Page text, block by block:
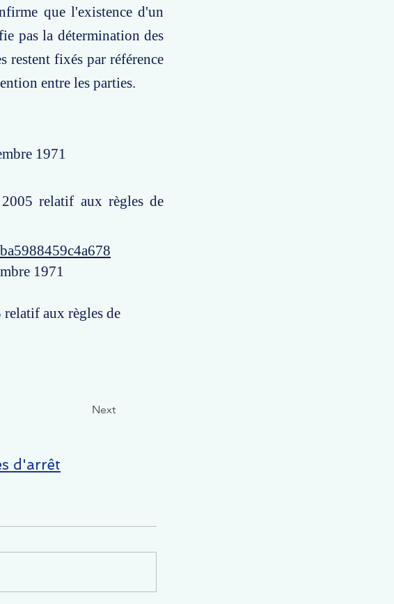
que l'existence d'un
pas la détermination des
restent fixés par référence
entre les parties.
1971
relatif aux règles de
1971
aux règles de
Next
d'arrêt